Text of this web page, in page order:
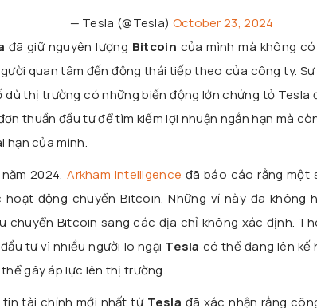
— Tesla (@Tesla) October 23, 2024
đã giữ nguyên lượng Bitcoin của mình mà không
quan tâm đến động thái tiếp theo của công ty.
dù thị trường có những biến động lớn chứng tỏ Tesla
thuần đầu tư để tìm kiếm lợi nhuận ngắn hạn mà
hạn của mình.
năm 2024,Arkham Intelligence đã báo cáo rằng một
động chuyển Bitcoin. Những ví này đã không
chuyển Bitcoin sang các địa chỉ không xác định.
tư vì nhiều người lo ngại Tesla có thể đang lên kế
gây áp lực lên thị trường.
tài chính mới nhất từ Tesla đã xác nhận rằng